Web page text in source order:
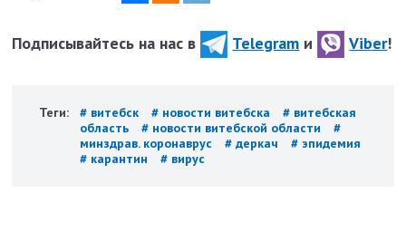
Подписывайтесь на нас в Telegram и Viber!
Теги: # витебск # новости витебска
# витебская
область
# новости витебской области
#
минздрав. коронаврус
# деркач
# эпидемия
# карантин
# вирус